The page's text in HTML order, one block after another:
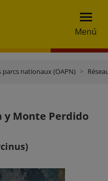
Menú
nationaux (OAPN)
y Monte Perdido